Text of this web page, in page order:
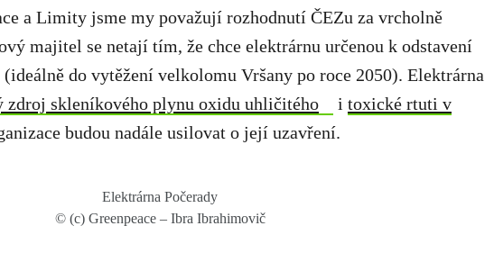
a Limity jsme my považují rozhodnutí ČEZu za vrcholně
majitel se netají tím, že chce elektrárnu určenou k odstavení
do vytěžení velkolomu Vršany po roce 2050). Elektrárna
zdroj skleníkového plynu oxidu uhličitého i toxické rtuti v
budou nadále usilovat o její uzavření.
Elektrárna Počerady
© (c) Greenpeace – Ibra Ibrahimovič